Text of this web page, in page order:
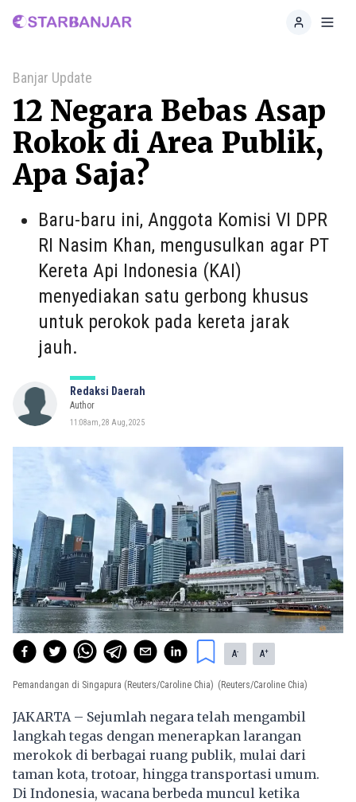
Home
Banjar Update
12 Negara Bebas Asap
Rokok di Area Publik,
Apa Saja?
Baru-baru ini, Anggota Komisi VI DPR
RI Nasim Khan, mengusulkan agar PT
Kereta Api Indonesia (KAI)
menyediakan satu gerbong khusus
untuk perokok pada kereta jarak
jauh.
Redaksi Daerah
Author
11:08am, 28 Aug, 2025
A- A+
Pemandangan di Singapura (Reuters/Caroline Chia) (Reuters/Caroline Chia)
JAKARTA – Sejumlah negara telah mengambil
langkah tegas dengan menerapkan larangan
merokok di berbagai ruang publik, mulai dari
taman kota, trotoar, hingga transportasi umum.
Di Indonesia, wacana berbeda muncul ketika